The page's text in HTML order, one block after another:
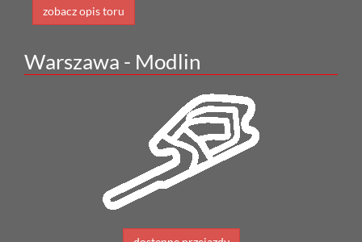
zobacz opis toru
Warszawa - Modlin